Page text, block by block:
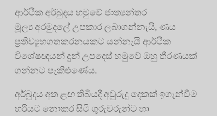
ආර්ථික අර්බුදය හමුවේ ජාත්‍යන්තර
මූල්‍ය අරමුදලේ උපකාර ලබාගන්නැයි, ණය
ප්‍රතිව්‍යූහගතකරනයකට යන්නැයි ආර්ථික
විශේෂඥයන් දුන් උපදෙස් හමුවේ ඔහු තීරණයක්
ගන්නට පැකිළුණේය.
අර්බුදය අත ළඟ තිබියදී අවුරුදු දෙකක් ඉගැන්වීම
හරියට නොකර සිටි ගුරුවරුන්ට හා